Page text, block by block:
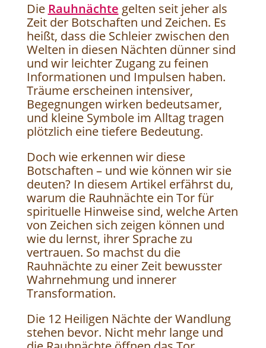
Die Rauhnächte gelten seit jeher als
Zeit der Botschaften und Zeichen. Es
heißt, dass die Schleier zwischen den
Welten in diesen Nächten dünner sind
und wir leichter Zugang zu feinen
Informationen und Impulsen haben.
Träume erscheinen intensiver,
Begegnungen wirken bedeutsamer,
und kleine Symbole im Alltag tragen
plötzlich eine tiefere Bedeutung.
Doch wie erkennen wir diese
Botschaften – und wie können wir sie
deuten? In diesem Artikel erfährst du,
warum die Rauhnächte ein Tor für
spirituelle Hinweise sind, welche Arten
von Zeichen sich zeigen können und
wie du lernst, ihrer Sprache zu
vertrauen. So machst du die
Rauhnächte zu einer Zeit bewusster
Wahrnehmung und innerer
Transformation.
Die 12 Heiligen Nächte der Wandlung
stehen bevor. Nicht mehr lange und